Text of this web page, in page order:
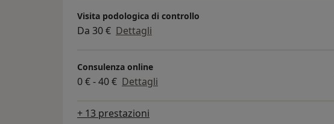
Visita podologica di controllo
Da 30 € Dettagli
Consulenza online
0 € - 40 € Dettagli
+ 13 prestazioni